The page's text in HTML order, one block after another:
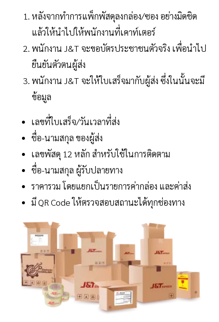
หลังจากทำการแพ็กพัสดุลงกล่อง/ซอง อย่างมิดชิด
แล้วให้นำไปให้พนักงานที่เคาท์เตอร์
พนักงาน J&T จะขอบัตรประชาชนตัวจริง เพื่อนำไป
ยืนยันตัวตนผู้ส่ง
พนักงาน J&T จะให้ใบเสร็จมากับผู้ส่ง ซึ่งในนั้นจะมี
ข้อมูล
เลขที่ใบเสร็จ/วันเวลาที่ส่ง
ชื่อ-นามสกุล ของผู้ส่ง
เลขพัสดุ 12 หลัก สำหรับใช้ในการติดตาม
ชื่อ-นามสกุล ผู้รับปลายทาง
ราคารวม โดยแยกเป็นรายการค่ากล่อง และค่าส่ง
มี QR Code ให้ตรวจสอบสถานะได้ทุกช่องทาง